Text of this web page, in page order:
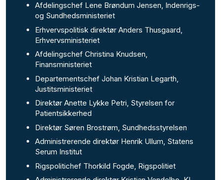
Afdelingschef Lene Brøndum Jensen, Indenrigs-
og Sundhedsministeriet
Erhvervspolitisk direktør Anders Thusgaard,
Erhvervsministeriet
Afdelingschef Christina Knudsen,
Finansministeriet
Departementschef Johan Kristian Legarth,
Justitsministeriet
Direktør Anette Lykke Petri, Styrelsen for
Patientsikkerhed
Direktør Søren Brostrøm, Sundhedsstyrelsen
Administrerende direktør Henrik Ullum, Statens
Serum Institut
Rigspolitichef Thorkild Fogde, Rigspolitiet